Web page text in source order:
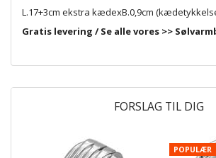
L.17+3cm ekstra kædexB.0,9cm
Gratis levering / Se alle vores >>
FORSLAG TIL DIG
POPULÆR